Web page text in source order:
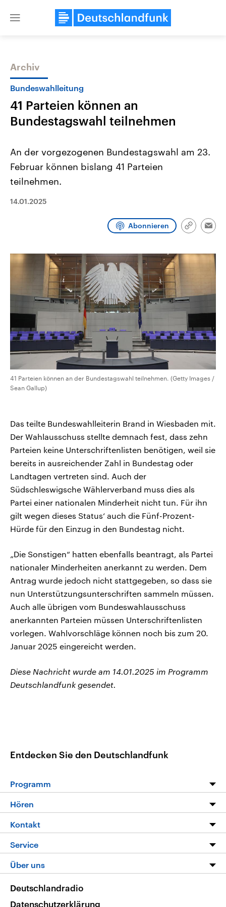
Close
Themen
Landtagswahl Sachsen-Anhalt
2026
Sachsen-Anhalt wählt am 6.
Bundesland von einer Koalition aus
und Hintergründe zu den Parteien
und Kandidaten der anstehenden
den mächtigsten Ländern
mit großem Einfluss auf
aktuelle Weltgeschehen.
Sendungen Programm Podcasts
Audio-Archiv
Archiv
Bundeswahlleitung
41 Parteien können an
Bundestagswahl teilnehmen
An der vorgezogenen Bundestagswahl am 23.
Februar können bislang 41 Parteien
teilnehmen.
14.01.2025
Abonnieren
Link
41 Parteien können an der Bundestagswahl teilnehmen. (Getty Images /
Sean Gallup)
Das teilte Bundeswahlleiterin Brand in Wiesbaden mit.
Der Wahlausschuss stellte demnach fest, dass zehn
Parteien keine Unterschriftenlisten benötigen, weil sie
bereits in ausreichender Zahl in Bundestag oder
Landtagen vertreten sind. Auch der
Südschleswigsche Wählerverband muss dies als
Partei einer nationalen Minderheit nicht tun. Für ihn
gilt wegen dieses Status‘ auch die Fünf-Prozent-
Hürde für den Einzug in den Bundestag nicht.
„Die Sonstigen“ hatten ebenfalls beantragt, als Partei
nationaler Minderheiten anerkannt zu werden. Dem
Antrag wurde jedoch nicht stattgegeben, so dass sie
nun Unterstützungsunterschriften sammeln müssen.
Auch alle übrigen vom Bundeswahlausschuss
anerkannten Parteien müssen Unterschriftenlisten
vorlegen. Wahlvorschläge können noch bis zum 20.
Januar 2025 eingereicht werden.
Diese Nachricht wurde am 14.01.2025 im Programm
Deutschlandfunk gesendet.
Entdecken Sie den Deutschlandfunk
Programm
Programm
Die Nachrichten
Nachrichtenleicht
Neue Beiträge auf dlf.de
Hören
Livestream
Podcasts
Deutschlandfunk App
Nachrichten App
Frequenzen
Kontakt
Hörerservice
Service
FAQ
Veranstaltungen
Über uns
Deutschlandradio
Datenschutzerklärung